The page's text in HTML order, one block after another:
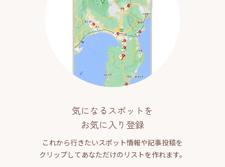
気になるスポットを
お気に入り登録
これから行きたいスポット情報や記事投稿を
クリップしてあなただけのリストを作れます。